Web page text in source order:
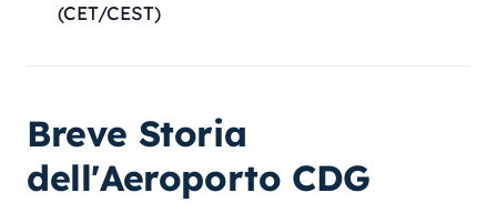
(CET/CEST)
Breve Storia
dell'Aeroporto CDG